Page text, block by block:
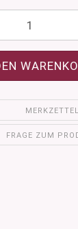
MERKZETTEL
FRAGE ZUM